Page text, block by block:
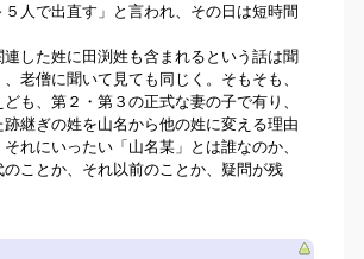
人で出直す」と言われ、その日は短時間
した姓に田渕姓も含まれるという話は聞
老僧に聞いて見ても同じく。そもそも、
も、第２・第３の正式な妻の子で有り、
継ぎの姓を山名から他の姓に変える理由
れにいったい「山名某」とは誰なのか、
のことか、それ以前のことか、疑問が残